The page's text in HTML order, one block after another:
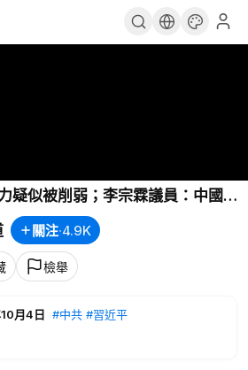
疑似被削弱；李宗霖議員：中國旅
建忠：郭華萍被指中共間諜 主
頻道-紅朝秘聞】
關注·4.9K
檢舉
月4日 #中共 #習近平